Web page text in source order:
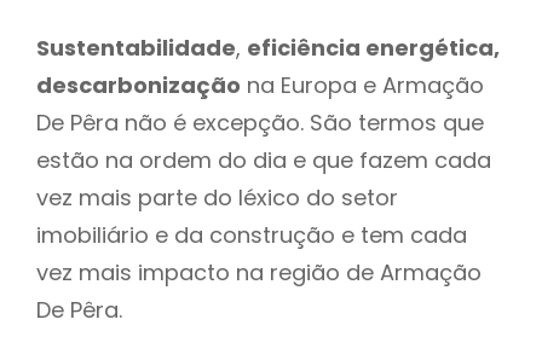
Sustentabilidade, eficiência energética,
descarbonização na Europa e Armação
De Pêra não é excepção. São termos que
estão na ordem do dia e que fazem cada
vez mais parte do léxico do setor
imobiliário e da construção e tem cada
vez mais impacto na região de Armação
De Pêra.